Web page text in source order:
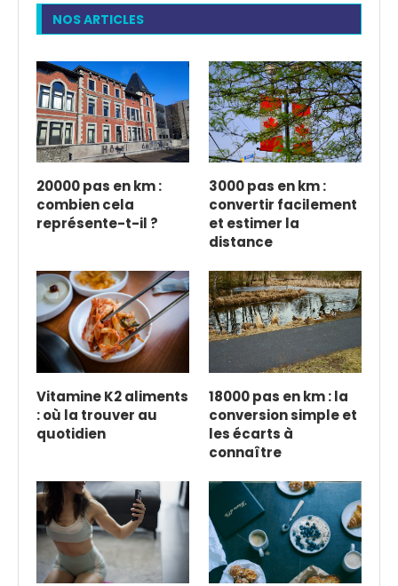
NOS ARTICLES
20000 pas en km :
combien cela
représente-t-il ?
3000 pas en km :
convertir facilement
et estimer la
distance
Vitamine K2 aliments
: où la trouver au
quotidien
18000 pas en km : la
conversion simple et
les écarts à
connaître